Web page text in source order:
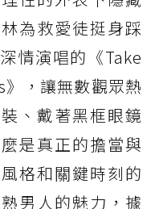
為救愛徒挺身踩
情演唱的《Take
，讓無數觀眾熱
、戴著黑框眼鏡
是真正的擔當與
格和關鍵時刻的
男人的魅力，據